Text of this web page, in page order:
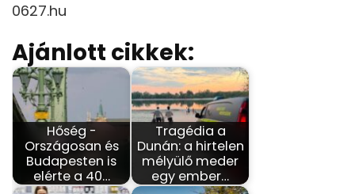
0627.hu
Ajánlott cikkek:
Hőség -
Országosan és
Budapesten is
elérte a 40…
Tragédia a
Dunán: a hirtelen
mélyülő meder
egy ember…